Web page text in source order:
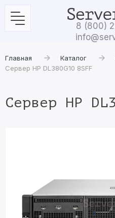
8 (800)
Главная Каталог
Сервер HP DL380G10 8SFF
Сервер HP